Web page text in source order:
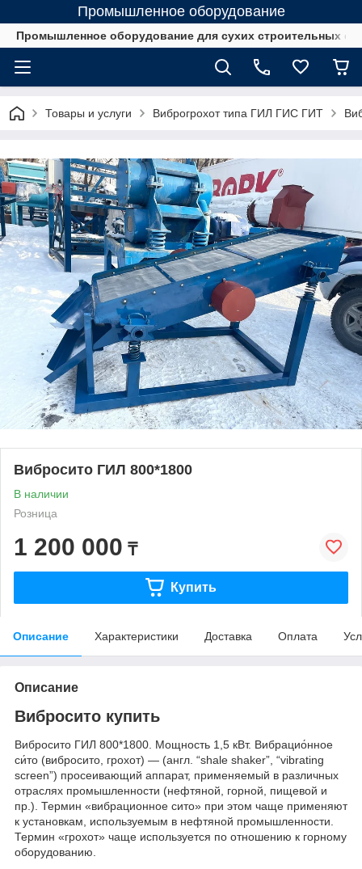
Промышленное оборудование
Промышленное оборудование для сухих строительных
Товары и услуги Виброгрохот типа ГИЛ ГИС ГИТ
Вибросито ГИЛ 800*1800
В наличии
Розница
1 200 000 ₸
Купить
Описание Характеристики Доставка Оплата
Описание
Вибросито купить
Вибросито ГИЛ 800*1800. Мощность 1,5 кВт. Вибрацио́нное
си́то (вибросито, грохот) — (англ. “shale shaker”, “vibrating
screen”) просеивающий аппарат, применяемый в различных
отраслях промышленности (нефтяной, горной, пищевой и
пр.). Термин «вибрационное сито» при этом чаще применяют
к установкам, используемым в нефтяной промышленности.
Термин «грохот» чаще используется по отношению к горному
оборудованию.